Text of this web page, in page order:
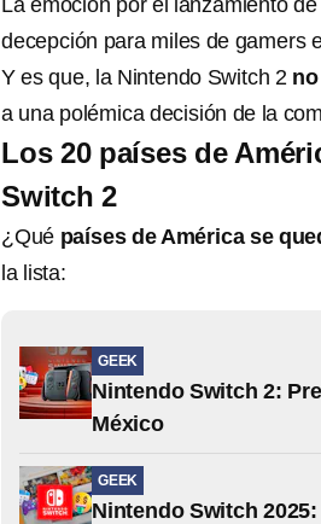
La emoción por el lanzamiento
decepción para miles de gamers
Y es que, la Nintendo Switch 2
a una polémica decisión de la
Los 20 países de
Switch 2
¿Qué países de América se
la lista:
GEEK
Nintendo Switch 2:
México
GEEK
Nintendo Switch